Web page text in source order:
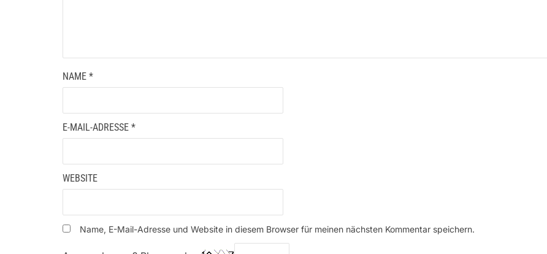
NAME *
E-MAIL-ADRESSE *
WEBSITE
Name, E-Mail-Adresse und Website in diesem Browser für meinen nächsten Kommentar speichern.